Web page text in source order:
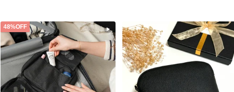
48%OFF